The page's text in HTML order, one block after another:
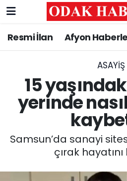
Resmi İlan Afyon
ASAYİŞ
15
yerinde
Samsun’da sanayi
çırak
AFYONKARAHİSAR
ASAYİŞ
SİYASET
Nöbetçi Eczaneler
Trafik Durumu
Süper Lig Puan
Tüm Manşetler